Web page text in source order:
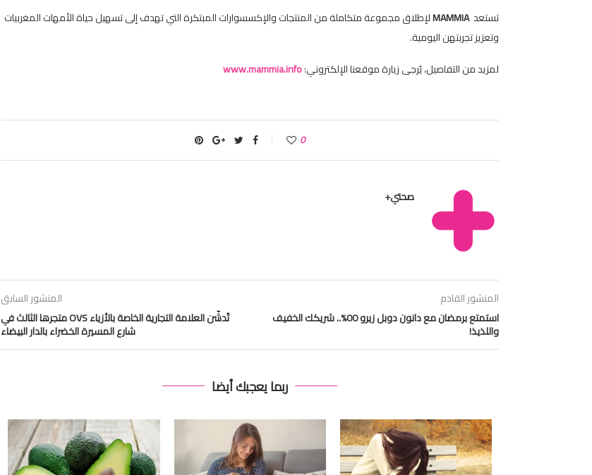
تستعدMAMMIAلإطلاق مجموعة متكاملة من المنتجات والإكسسوارات المبتكرة التي تهدف إلى تسهيل حياة الأمهات المغربيات
وتعزيز تجربتهن اليومية.
لمزيد من التفاصيل، يُرجى زيارة موقعنا الإلكتروني:www.mammia.info
0
صحتي+
المنشور السابق
تُدشّن العلامة التجارية الخاصة بالأزياء OVS متجرها الثالث في
شارع المسيرة الخضراء بالدار البيضاء
المنشور القادم
استمتع برمضان مع دانون دوبل زيرو 00%.. شريكك الخفيف
واللذيذ!
ربما يعجبك أيضا